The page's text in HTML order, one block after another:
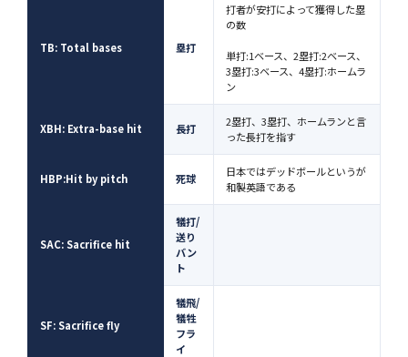
TB: Total bases 塁打
打者が安打によって獲得した塁
の数
単打:1ベース、2塁打:2ベース、
3塁打:3ベース、4塁打:ホームラ
ン
XBH: Extra-base hit 長打
2塁打、3塁打、ホームランと言
った長打を指す
HBP:Hit by pitch 死球
日本ではデッドボールというが
和製英語である
SAC: Sacrifice hit
犠打/
送り
バン
ト
SF: Sacrifice fly
犠飛/
犠牲
フラ
イ